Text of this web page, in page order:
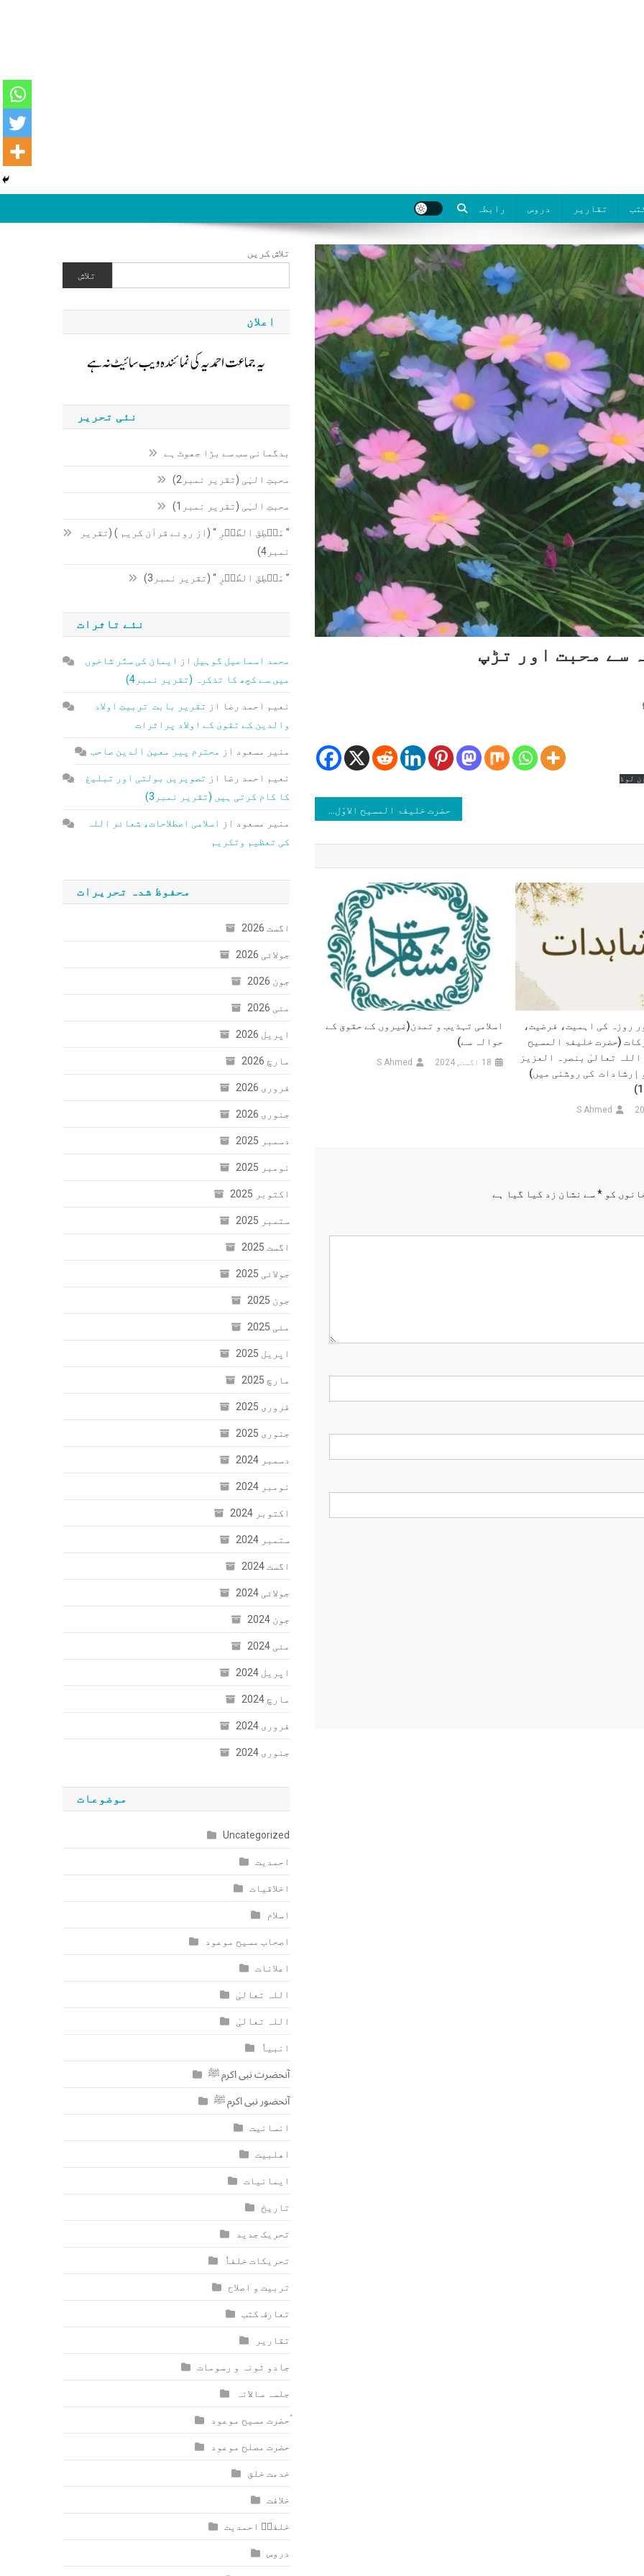
تقاریر دروس رابطہ
سے محبت اور تڑپ
لوڈ
روزہ کی اہمیت، فرضیت،
(حضرت خلیفۃ المسیح
اللہ تعالیٰ بنصرہ العزیز
إرشادات کی روشنی میں)
S Ahmed
اسلامی تہذیب و تمدن(غیروں کے حقوق کے
حوالہ سے)
18 اگست, 2024 S Ahmed
کو *سے نشان زد کیا گیا ہے
تلاش کریں
تلاش
اعلان
نئی تحریر
بدگمانی سب سے بڑا جھوٹ ہے
محبتِ الہٰی (تقریر نمبر2)
محبتِ الہٰی (تقریر نمبر1)
” مَنۡطِقَ الطَّیۡرِ “ (از روئے قرآن کریم ) (تقریر
نمبر4)
” مَنۡطِقَ الطَّیۡرِ “ (تقریر نمبر3)
نئے تاثرات
محمد اسماعیل گوہیل از
ایمان کی ستّر شاخوں
میں سے کچھ کا تذکرہ (تقریر نمبر4)
نعیم احمد رضا از تقریر بابت تربیتِ اولاد
والدین کے تقویٰ کے اولاد پراثرات
منیر مسعود از محترم پیر معین الدین صاحب
نعیم احمد رضا از تصویریں بولتی اور تبلیغ
کا کام کرتی ہیں (تقریر نمبر3)
منیر مسعود از
اسلامی اصطلاحات، شعائر اللہ
کی تعظیم وتکریم
محفوظ شدہ تحریرات
اگست 2026
جولائی 2026
جون 2026
مئی 2026
اپریل 2026
مارچ 2026
فروری 2026
جنوری 2026
دسمبر 2025
نومبر 2025
اکتوبر 2025
ستمبر 2025
اگست 2025
جولائی 2025
جون 2025
مئی 2025
اپریل 2025
مارچ 2025
فروری 2025
جنوری 2025
دسمبر 2024
نومبر 2024
اکتوبر 2024
ستمبر 2024
اگست 2024
جولائی 2024
جون 2024
مئی 2024
اپریل 2024
مارچ 2024
فروری 2024
جنوری 2024
موضوعات
Uncategorized
احمدیت
اخلاقیات
اسلام
اصحاب مسیح موعود
اعلانات
اللہ تعالیٰ
اللہ تعالیٰ
انبیاٗ
آنحضرت نبی اکرم ﷺ
آنحضور نبی اکرم ﷺ
انسانیت
اھلبیت
ایمانیات
تاریخ
تحریک جدید
تحریکات خلفاٗ
تربیت و اصلاح
تعارف کتب
تقاریر
جادو ٹونہ و رسومات
جلسہ سالانہ
ٰؑحضرت مسیح موعود
حضرت مصلح موعود
خدمت خلق
خلافت
خلفاؑ احمدیت
دروس